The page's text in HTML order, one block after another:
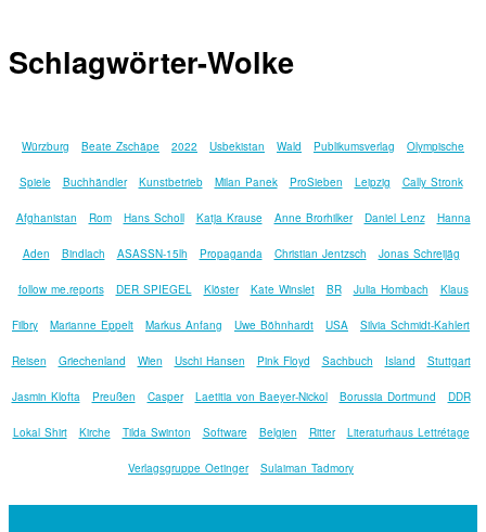
Schlagwörter-Wolke
Würzburg Beate Zschäpe 2022 Usbekistan Wald Publikumsverlag Olympische
Spiele Buchhändler Kunstbetrieb Milan Panek ProSieben Leipzig Cally Stronk
Afghanistan Rom Hans Scholl Katja Krause Anne Brorhilker Daniel Lenz Hanna
Aden Bindlach ASASSN-15lh Propaganda Christian Jentzsch Jonas Schreijäg
follow me.reports DER SPIEGEL Klöster Kate Winslet BR Julia Hombach Klaus
Filbry Marianne Eppelt Markus Anfang Uwe Böhnhardt USA Silvia Schmidt-Kahlert
Reisen Griechenland Wien Uschi Hansen Pink Floyd Sachbuch Island Stuttgart
Jasmin Klofta Preußen Casper Laetitia von Baeyer-Nickol Borussia Dortmund DDR
Lokal Shirt Kirche Tilda Swinton Software Belgien Ritter Literaturhaus Lettrétage
Verlagsgruppe Oetinger Sulaiman Tadmory